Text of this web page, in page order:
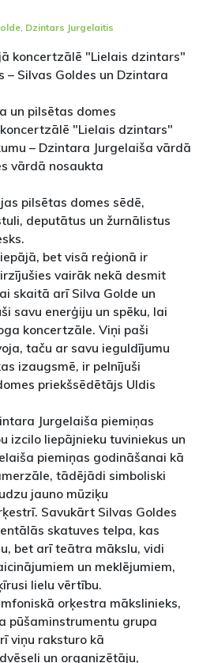
, Dzintars Jurgelaitis
koncertzālē "Lielais dzintars"
Silvas Goldes un Dzintara
un pilsētas domes
"Lielais dzintars"
– Dzintara Jurgelaiša vārdā
vārdā nosaukta
pilsētas domes sēdē,
deputātus un žurnālistus
bet visā reģionā ir
vairāk nekā desmit
skaitā arī Silva Golde un
savu enerģiju un spēku, lai
koncertzāle. Viņi paši
taču ar savu ieguldījumu
izaugsmē, ir pelnījuši
priekšsēdētājs Uldis
Jurgelaiša piemiņas
izcilo liepājnieku tuviniekus un
piemiņas godināšanai kā
tādējādi simboliski
jauno mūziķu
Savukārt Silvas Goldes
skatuves telpa, kas
bet arī teātra mākslu, vidi
un meklējumiem,
lielu vērtību.
orķestra mākslinieks,
pūšaminstrumentu grupa
viņu raksturo kā
un organizētāju,